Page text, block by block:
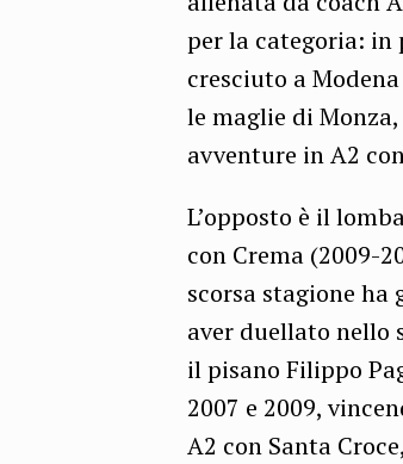
per la categoria: in
cresciuto a
le maglie di
avventure in A2
L’opposto è il
con Crema (2009-
scorsa stagione
aver duellato nello
il pisano Filippo
2007 e 2009,
A2 con Santa